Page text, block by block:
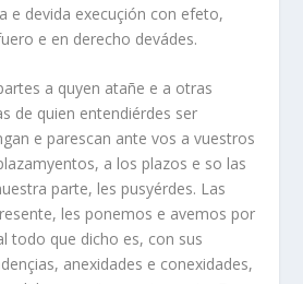
e devida execuçión con efeto,
e en derecho devádes.
a quyen atañe e a otras
de quien entendiérdes ser
e parescan ante vos a vuestros
a los plazos e so las
parte, les pusyérdes. Las
les ponemos e avemos por
todo que dicho es, con sus
anexidades e conexidades,